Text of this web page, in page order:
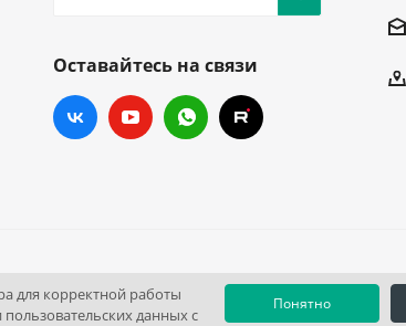
Оставайтесь на связи
для корректной работы
данных с
Понятно